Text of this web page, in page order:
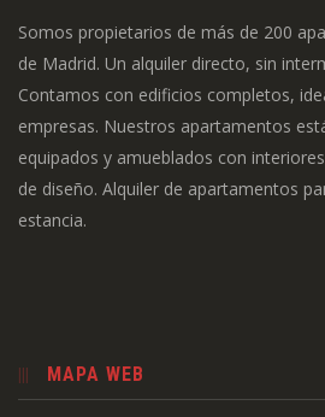
Somos propietarios de más de 200
de Madrid. Un alquiler directo, sin
Contamos con edificios completos,
empresas. Nuestros apartamentos
equipados y amueblados con
de diseño. Alquiler de apartamentos
estancia.
MAPA WEB